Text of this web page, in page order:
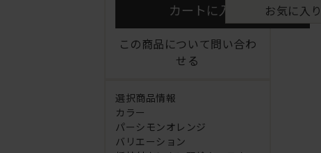
カートに入れる お気に入
この商品について問い合わ
せる
選択商品情報
カラー
パーシモンオレンジ
バリエーション